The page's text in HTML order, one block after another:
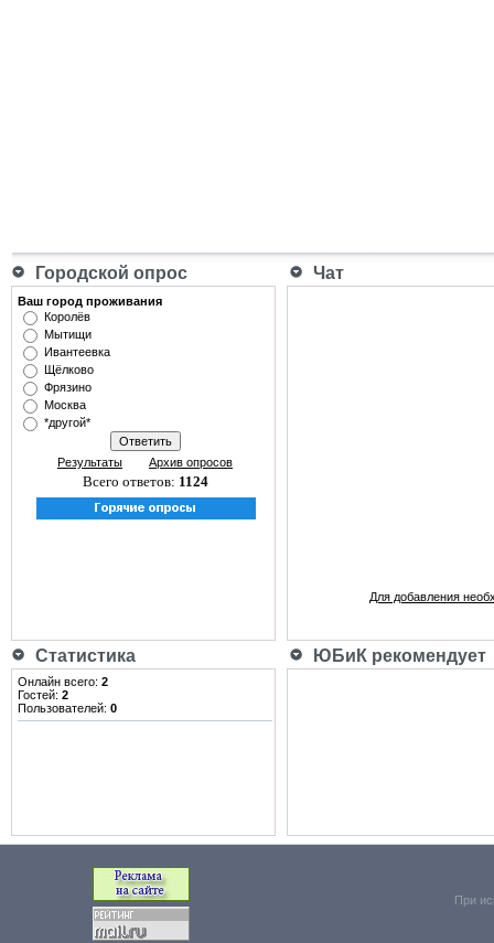
Городской опрос Чат
Ваш город проживания
Королёв
Мытищи
Ивантеевка
Щёлково
Фрязино
Москва
*другой*
Результаты Архив опросов
Всего ответов: 1124
Для добавления
Статистика ЮБиК рекомендует
Онлайн всего: 2
Гостей: 2
Пользователей: 0
При